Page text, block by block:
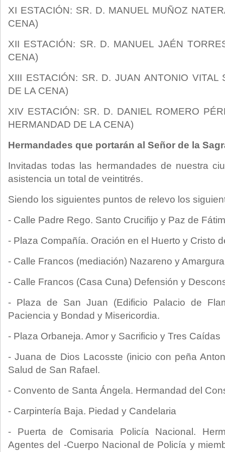
XI ESTACIÓN: SR. D. MANUEL MUÑOZ
CENA)
XII ESTACIÓN: SR. D. MANUEL JAÉN
CENA)
XIII ESTACIÓN: SR. D. JUAN ANTONIO VITAL
DE LA CENA)
XIV ESTACIÓN: SR. D. DANIEL ROMERO
HERMANDAD DE LA CENA)
Hermandades que portarán al Señor de la
Invitadas todas las hermandades de nuestra
asistencia un total de veintitrés.
Siendo los siguientes puntos de relevo los
- Calle Padre Rego. Santo Crucifijo y Paz de
- Plaza Compañía. Oración en el Huerto y Cristo
- Calle Francos (mediación) Nazareno y Amargura
- Calle Francos (Casa Cuna) Defensión y
- Plaza de San Juan (Edificio Palacio de
Paciencia y Bondad y Misericordia.
- Plaza Orbaneja. Amor y Sacrificio y Tres Caídas
- Juana de Dios Lacosste (inicio con peña
Salud de San Rafael.
- Convento de Santa Ángela. Hermandad del
- Carpintería Baja. Piedad y Candelaria
- Puerta de Comisaria Policía Nacional.
Agentes del -Cuerpo Nacional de Policía y